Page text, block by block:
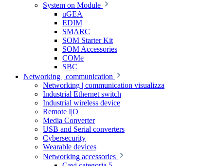
System on Module
uGEA
EDIM
SMARC
SOM Starter Kit
SOM Accessories
COMe
SBC
Networking | communication
Networking | communication visualizza
Industrial Ethernet switch
Industrial wireless device
Remote I|O
Media Converter
USB and Serial converters
Cybersecurity
Wearable devices
Networking accessories